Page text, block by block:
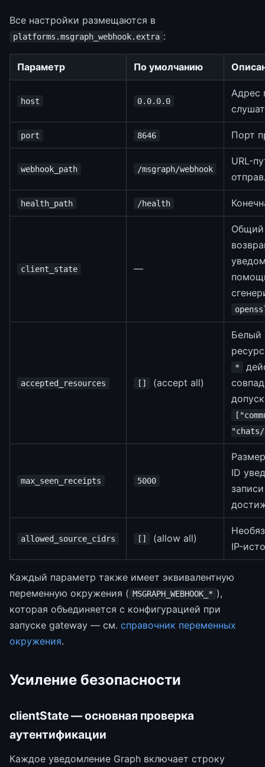
Все настройки размещаются в
platforms.msgraph_webhook.extra :
Параметр По умолчанию
host 0.0.0.0
Адрес
port 8646 Порт
webhook_path /msgraph/webhook
URL-
health_path /health
client_state —
Общий
accepted_resources [] (accept all)
Белый
*
"chats/
max_seen_receipts 5000
ID
allowed_source_cidrs [] (allow all)
IP-
Каждый параметр также имеет эквивалентную
переменную окружения ( MSGRAPH_WEBHOOK_* ),
которая объединяется с конфигурацией при
запуске gateway — см. справочник переменных
окружения.
Усиление безопасности
clientState — основная проверка
аутентификации
Каждое уведомление Graph включает строку